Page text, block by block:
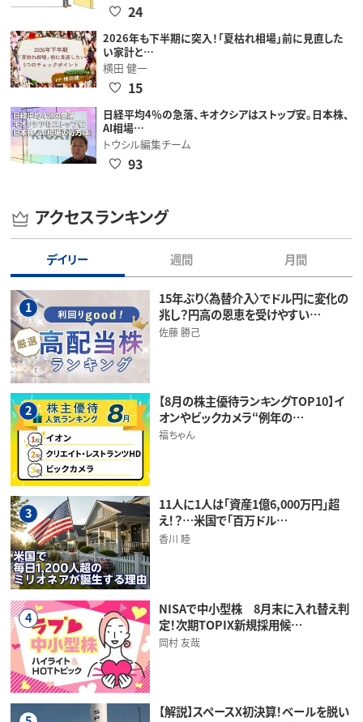
24
2026年も下半期に突入！「夏枯れ相場」前に見直した
い家計と…
横田 健一
15
日経平均4％の急落、キオクシアはストップ安。日本株、
AI相場…
トウシル編集チーム
93
アクセスランキング
デイリー 週間 月間
1
15年ぶり〈為替介入〉でドル円に変化の
兆し？円高の恩恵を受けやすい…
佐藤 勝己
2
【8月の株主優待ランキングTOP10】イ
オンやビックカメラ“例年の…
福ちゃん
3
11人に1人は「資産1億6,000万円」超
え！？…米国で「百万ドル…
香川 睦
4
NISAで中小型株 8月末に入れ替え判
定！次期TOPIX新規採用候…
岡村 友哉
【解説】スペースX初決算！ベールを脱い